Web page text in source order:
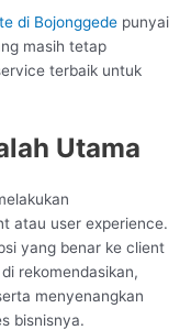
di Bojonggede punyai
masih tetap
terbaik untuk
Utama
atau user experience.
yang benar ke client
rekomendasikan,
menyenangkan
bisnisnya.